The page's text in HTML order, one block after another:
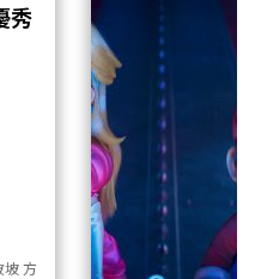
秀
坡 方